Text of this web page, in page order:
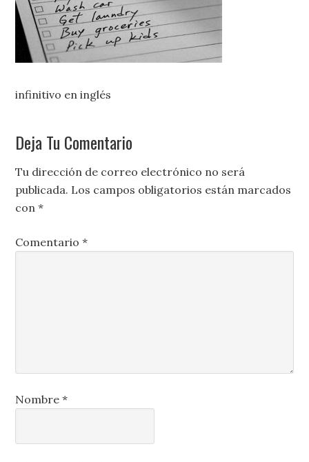
infinitivo en inglés
Deja Tu Comentario
Tu dirección de correo electrónico no será
publicada. Los campos obligatorios están marcados
con*
Comentario*
Nombre*